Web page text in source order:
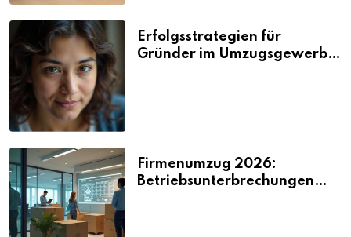
Erfolgsstrategien für
Gründer im Umzugsgewerbe
Firmenumzug 2026:
Betriebsunterbrechungen